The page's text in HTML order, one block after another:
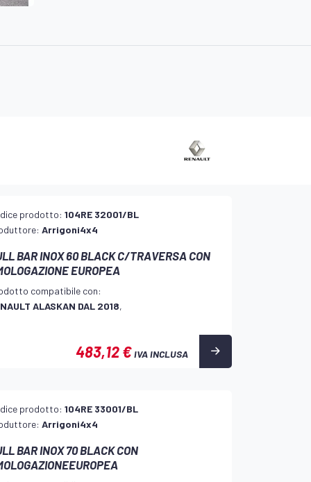
prodotto:104RE 32001/BL
Arrigoni4x4
BAR INOX 60 BLACK C/TRAVERSA CON
EUROPEA
compatibile con:
ALASKAN DAL 2018,
483,12 €IVA INCLUSA
prodotto:104RE 33001/BL
Arrigoni4x4
BAR INOX 70 BLACK CON